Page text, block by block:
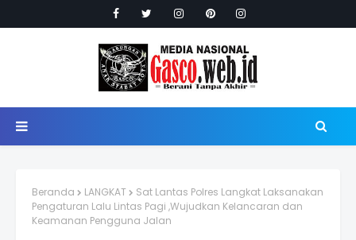
Beranda LANGKAT
Sat Lantas Polres Langkat Laksanakan
Pengaturan Lalu Lintas Pagi ,Wujudkan Kelancaran dan
Keamanan Pengguna Jalan